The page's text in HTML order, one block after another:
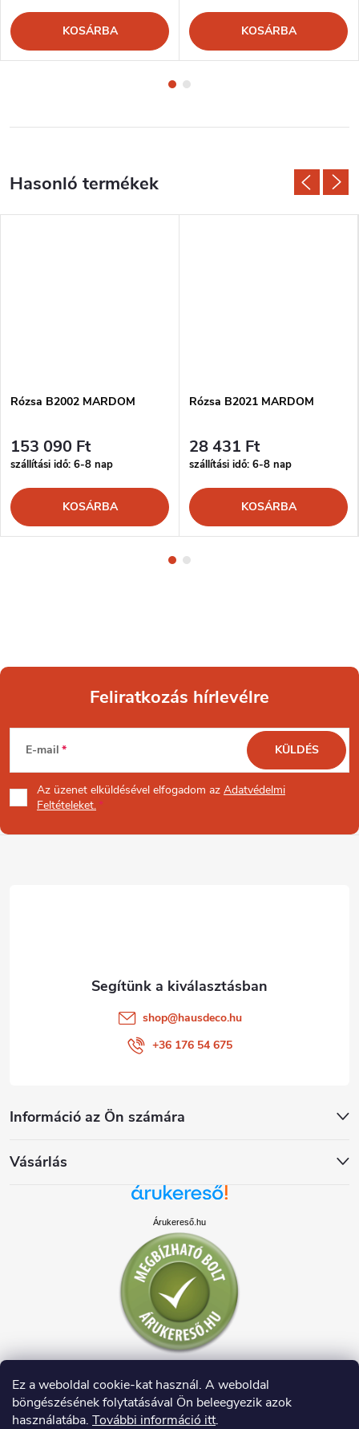
Ez a weboldal cookie-kat használ. A weboldal
böngészésének folytatásával Ön beleegyezik azok
használatába. További információ itt.
KOSÁRBA KOSÁRBA
Rózsa B2002 MARDOM
153 090 Ft
szállítási idő: 6-8 nap
KOSÁRBA
Rózsa B2021 MARDOM
28 431 Ft
szállítási idő: 6-8 nap
KOSÁRBA
L
á
b
Feliratkozás hírlevélre
E-mail
Az üzenet elküldésével elfogadom az Adatvédelmi
Feltételeket.
KÜLDÉS
Információ az Ön számára
Vásárlás
shop@hausdeco.hu
+36 176 54 675
Árukereső.hu